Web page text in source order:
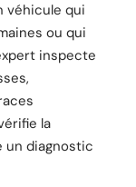
véhicule qui
ou qui
inspecte
la
un diagnostic